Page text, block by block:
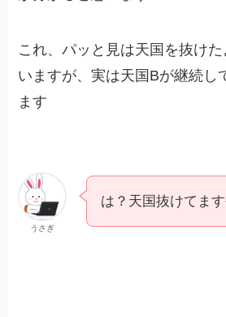
これ、パッと見は天国を抜け
いますが、実は天国Bが継続し
ます
うさぎ
は？天国抜けてます